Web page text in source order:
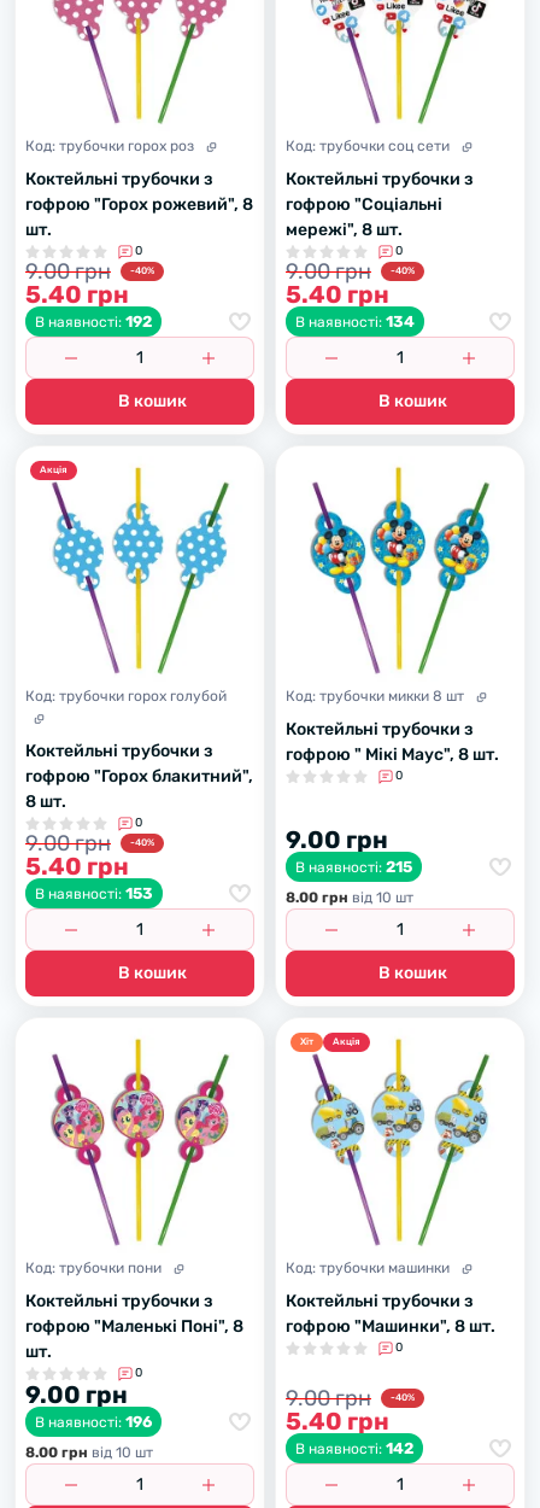
Код: трубочки горох роз
Коктейльні трубочки з
гофрою "Горох рожевий", 8
шт.
0
9.00 грн -40%
5.40 грн
В наявності: 192
В кошик
Код: трубочки соц сети
Коктейльні трубочки з
гофрою "Соціальні
мережі", 8 шт.
0
9.00 грн -40%
5.40 грн
В наявності: 134
В кошик
Акцiя
Код: трубочки горох голубой
Коктейльні трубочки з
гофрою "Горох блакитний",
8 шт.
0
9.00 грн -40%
5.40 грн
В наявності: 153
В кошик
Код: трубочки микки 8 шт
Коктейльні трубочки з
гофрою " Мікі Маус", 8 шт.
0
9.00 грн
В наявності: 215
8.00 грн вiд 10 шт
В кошик
Код: трубочки пони
Коктейльні трубочки з
гофрою "Маленькі Поні", 8
шт.
0
9.00 грн
В наявності: 196
8.00 грн вiд 10 шт
Хiт Акцiя
Код: трубочки машинки
Коктейльні трубочки з
гофрою "Машинки", 8 шт.
0
9.00 грн -40%
5.40 грн
В наявності: 142